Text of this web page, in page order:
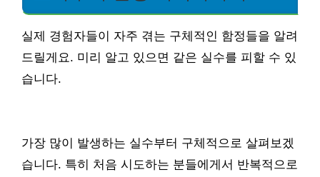
실제 경험자들이 자주 겪는 구체적인 함정들을 알려
드릴게요. 미리 알고 있으면 같은 실수를 피할 수 있
습니다.
가장 많이 발생하는 실수부터 구체적으로 살펴보겠
습니다. 특히 처음 시도하는 분들에게서 반복적으로